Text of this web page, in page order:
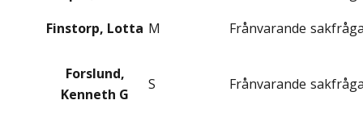
Finstorp, Lotta M Frånvarande
Forslund,
Kenneth G
S Frånvarande